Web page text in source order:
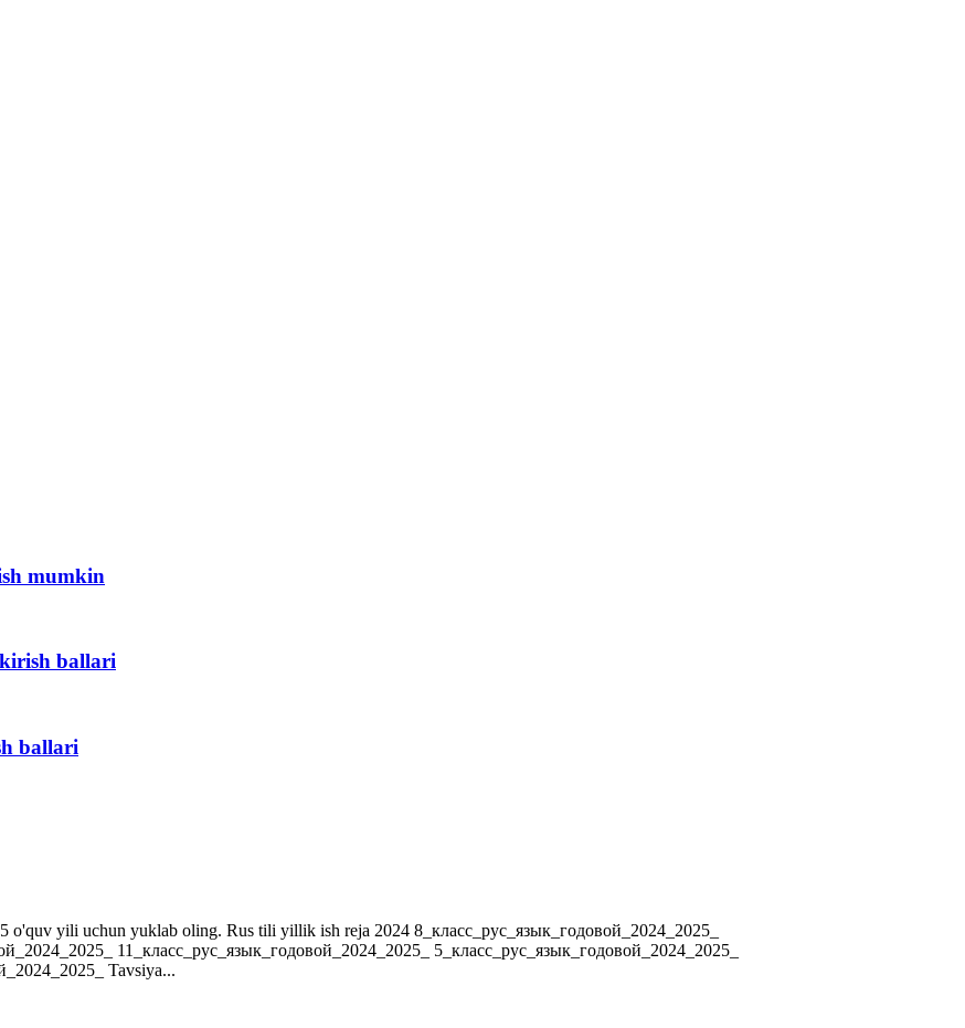
mumkin
ballari
ballari
yili uchun yuklab oling. Rus tili yillik ish reja 2024 8_класс_рус_язык_годовой_2024_2025_
11_класс_рус_язык_годовой_2024_2025_ 5_класс_рус_язык_годовой_2024_2025_
Tavsiya...